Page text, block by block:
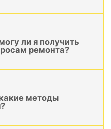
ли я получить
ремонта?
методы